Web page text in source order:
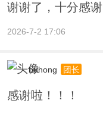
谢谢了，十分感谢
2026-7-2 17:06
buhong 团长
感谢啦！！！